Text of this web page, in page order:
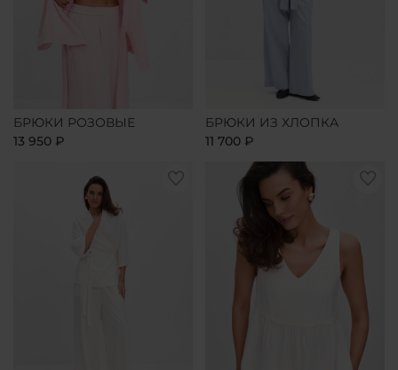
БРЮКИ РОЗОВЫЕ
13 950 ₽
БРЮКИ ИЗ ХЛОПКА
11 700 ₽